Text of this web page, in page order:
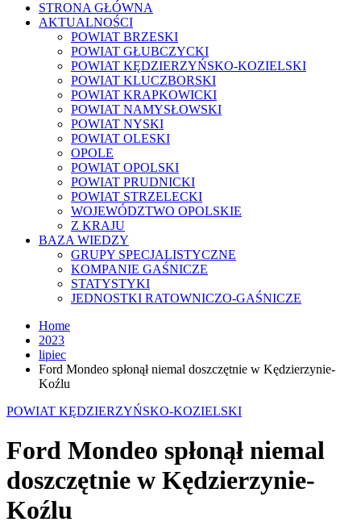
STRONA GŁÓWNA
AKTUALNOŚCI
POWIAT BRZESKI
POWIAT GŁUBCZYCKI
POWIAT KĘDZIERZYŃSKO-KOZIELSKI
POWIAT KLUCZBORSKI
POWIAT KRAPKOWICKI
POWIAT NAMYSŁOWSKI
POWIAT NYSKI
POWIAT OLESKI
OPOLE
POWIAT OPOLSKI
POWIAT PRUDNICKI
POWIAT STRZELECKI
WOJEWÓDZTWO OPOLSKIE
Z KRAJU
BAZA WIEDZY
GRUPY SPECJALISTYCZNE
KOMPANIE GAŚNICZE
STATYSTYKI
JEDNOSTKI RATOWNICZO-GAŚNICZE
Home
2023
lipiec
Ford Mondeo spłonął niemal doszczętnie w Kędzierzynie-
Koźlu
POWIAT KĘDZIERZYŃSKO-KOZIELSKI
Ford Mondeo spłonął niemal
doszczętnie w Kędzierzynie-
Koźlu